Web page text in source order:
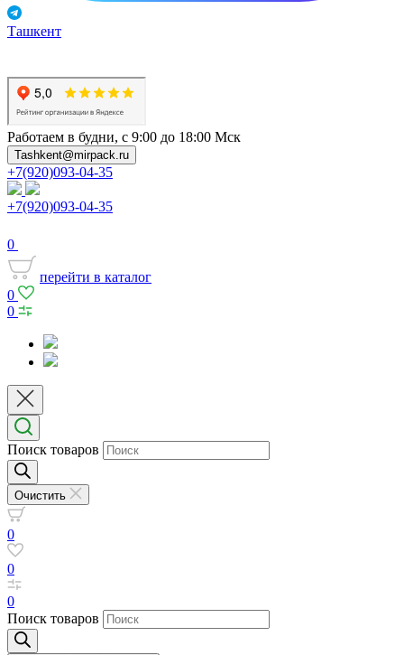
Ташкент
Работаем в будни, с 9:00 до 18:00 Мск
Tashkent@mirpack.ru
+7(920)093-04-35
+7(920)093-04-35
0
перейти в каталог
0
0
Поиск товаров
Очистить
0
0
0
Поиск товаров